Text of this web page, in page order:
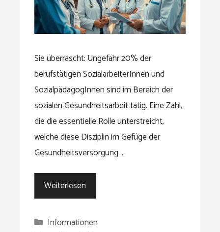
Sie überrascht: Ungefähr 20% der
berufstätigen SozialarbeiterInnen und
SozialpädagogInnen sind im Bereich der
sozialen Gesundheitsarbeit tätig. Eine Zahl,
die die essentielle Rolle unterstreicht,
welche diese Disziplin im Gefüge der
Gesundheitsversorgung …
Weiterlesen
Kategorien
Informationen